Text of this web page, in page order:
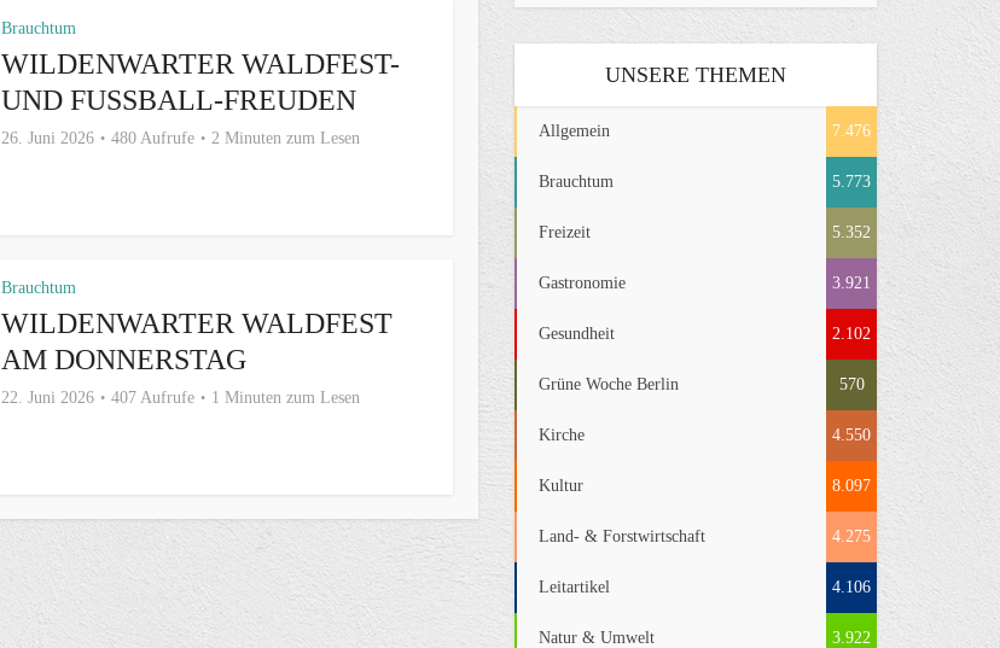
Brauchtum
WILDENWARTER WALDFEST-
UND FUSSBALL-FREUDEN
26. Juni 2026 480 Aufrufe 2 Minuten zum Lesen
Brauchtum
WILDENWARTER WALDFEST
AM DONNERSTAG
22. Juni 2026 407 Aufrufe 1 Minuten zum Lesen
UNSERE THEMEN
Allgemein 7.476
Brauchtum 5.773
Freizeit 5.352
Gastronomie 3.921
Gesundheit 2.102
Grüne Woche Berlin 570
Kirche 4.550
Kultur 8.097
Land- & Forstwirtschaft 4.275
Leitartikel 4.106
Natur & Umwelt 3.922